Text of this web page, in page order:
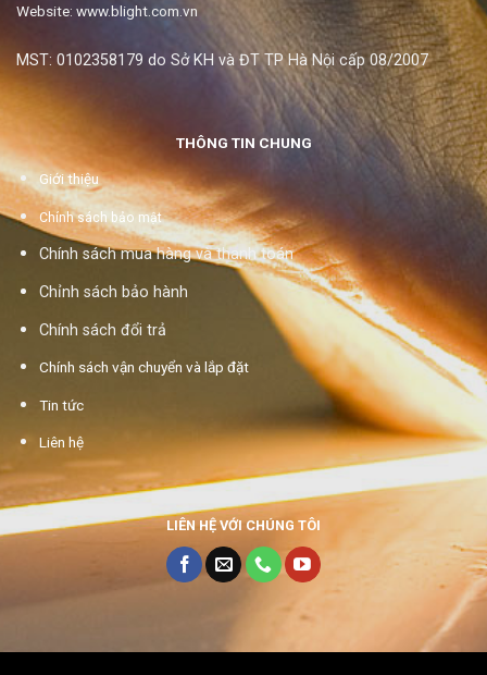
Website: www.blight.com.vn
MST: 0102358179 do Sở KH và ĐT TP Hà Nội cấp 08/2007
THÔNG TIN CHUNG
Giới thiệu
Chính sách bảo mật
Chính sách mua hàng và thanh toán
Chỉnh sách bảo hành
Chính sách đổi trả
Chính sách vận chuyển và lắp đặt
Tin tức
Liên hệ
LIÊN HỆ VỚI CHÚNG TÔI